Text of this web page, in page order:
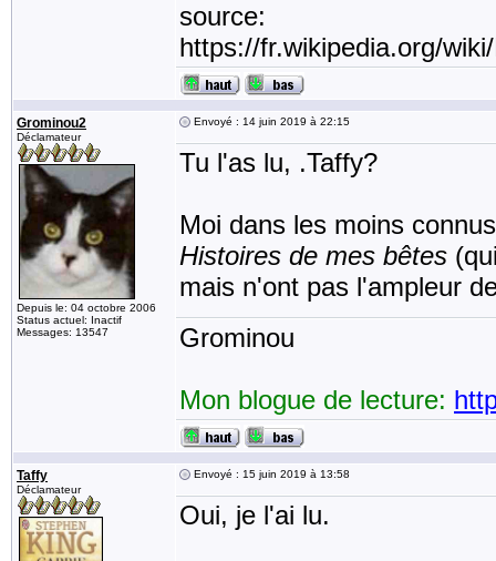
source:
https://fr.wikipedia.org/
Grominou2
Déclamateur
Depuis le: 04 octobre 2006
Status actuel: Inactif
Messages: 13547
Envoyé : 14 juin 2019 à 22:15
Tu l'as lu, .Taffy?
Moi dans les moins
Histoires de mes bêtes
mais n'ont pas l'ampleur
Grominou
Mon blogue de lecture:
Taffy
Déclamateur
Envoyé : 15 juin 2019 à 13:58
Oui, je l'ai lu.